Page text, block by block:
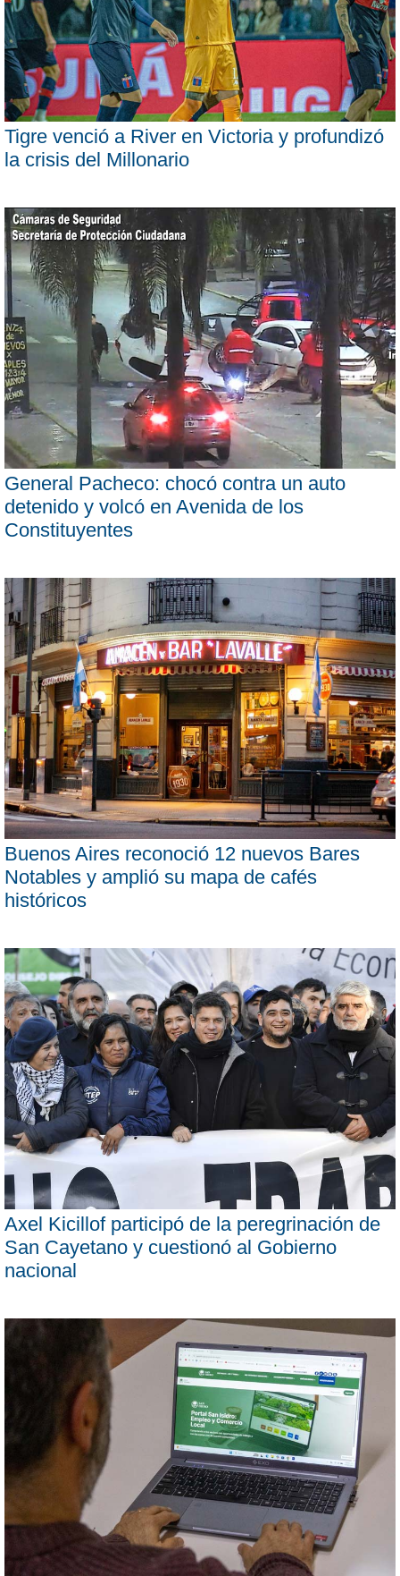
Tigre venció a River en Victoria y profundizó
la crisis del Millonario
General Pacheco: chocó contra un auto
detenido y volcó en Avenida de los
Constituyentes
Buenos Aires reconoció 12 nuevos Bares
Notables y amplió su mapa de cafés
históricos
Axel Kicillof participó de la peregrinación de
San Cayetano y cuestionó al Gobierno
nacional